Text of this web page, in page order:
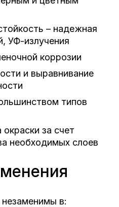
– надежная
УФ-излучения
коррозии
и выравнивание
типов
за счет
необходимых слоев
в: